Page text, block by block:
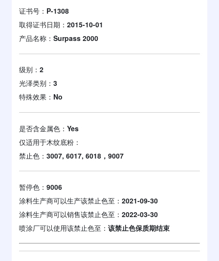
证书号： P-1308
取得证书日期： 2015-10-01
产品名称： Surpass 2000
级别： 2
光泽类别： 3
特殊效果： No
是否含金属色： Yes
仅适用于木纹底粉：
禁止色： 3007, 6017, 6018，9007
暂停色： 9006
涂料生产商可以生产该禁止色至： 2021-09-30
涂料生产商可以销售该禁止色至： 2022-03-30
喷涂厂可以使用该禁止色至： 该禁止色保质期结束